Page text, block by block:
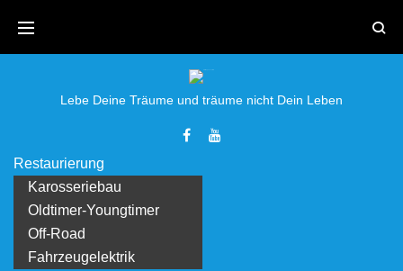
content
Lebe Deine Träume und träume nicht Dein Leben
Restaurierung
Karosseriebau
Oldtimer-Youngtimer
Off-Road
Fahrzeugelektrik